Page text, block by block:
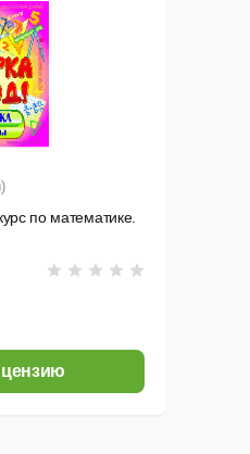
по математике.